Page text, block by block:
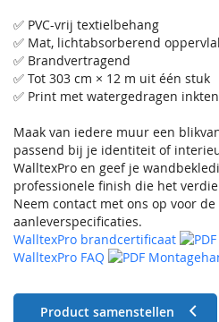
✅ PVC-vrij textielbehang
✅ Mat, lichtabsorberend
✅ Brandvertragend
✅ Tot 303 cm × 12 m uit één stuk
✅ Print met watergedragen inkten
Maak van iedere muur een
passend bij je identiteit of
WalltexPro en geef je
professionele finish die het
Neem contact met ons op voor
aanleverspecificaties.
WalltexPro brandcertificaat
WalltexPro FAQ
Product samenstellen